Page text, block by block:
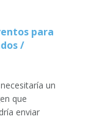
para
/
un
que
enviar